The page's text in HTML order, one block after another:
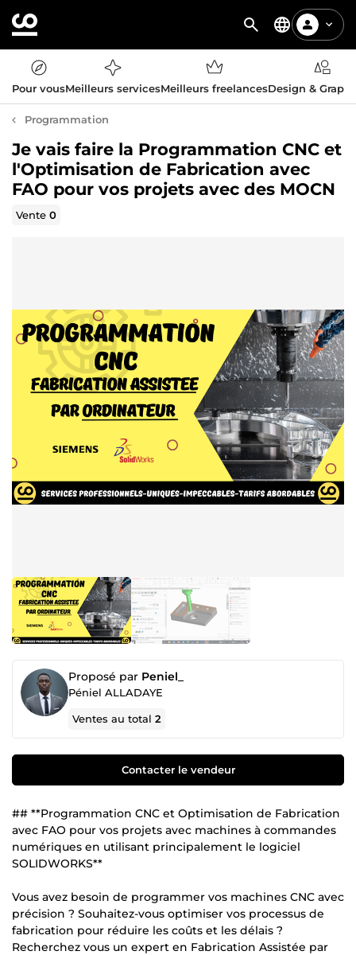
Pour vousMeilleurs servicesMeilleurs freelancesDesign &
Programmation
Je vais faire la Programmation CNC et
l'Optimisation de Fabrication avec
FAO pour vos projets avec des MOCN
Vente0
Proposé par Peniel_
Péniel ALLADAYE
Ventes au total2
Contacter le vendeur
## **Programmation CNC et Optimisation de Fabrication
avec FAO pour vos projets avec machines à commandes
numériques en utilisant principalement le logiciel
SOLIDWORKS**
Vous avez besoin de programmer vos machines CNC avec
précision ? Souhaitez-vous optimiser vos processus de
fabrication pour réduire les coûts et les délais ?
Recherchez vous un expert en Fabrication Assistée par